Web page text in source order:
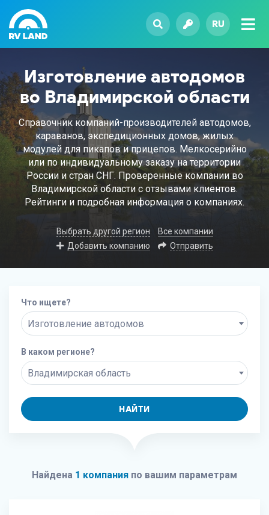
RU
Изготовление автодомов
во Владимирской области
Справочник компаний-производителей автодомов,
караванов, экспедиционных домов, жилых
модулей для пикапов и прицепов. Мелкосерийно
или по индивидуальному заказу на территории
России и стран СНГ. Проверенные компании во
Владимирской области с отзывами клиентов.
Рейтинги и подробная информация о компаниях.
Выбрать другой регион
Все компании
Добавить компанию
Отправить
Что ищете?
Изготовление автодомов
В каком регионе?
Владимирская область
НАЙТИ
Найдена 1 компания по вашим параметрам